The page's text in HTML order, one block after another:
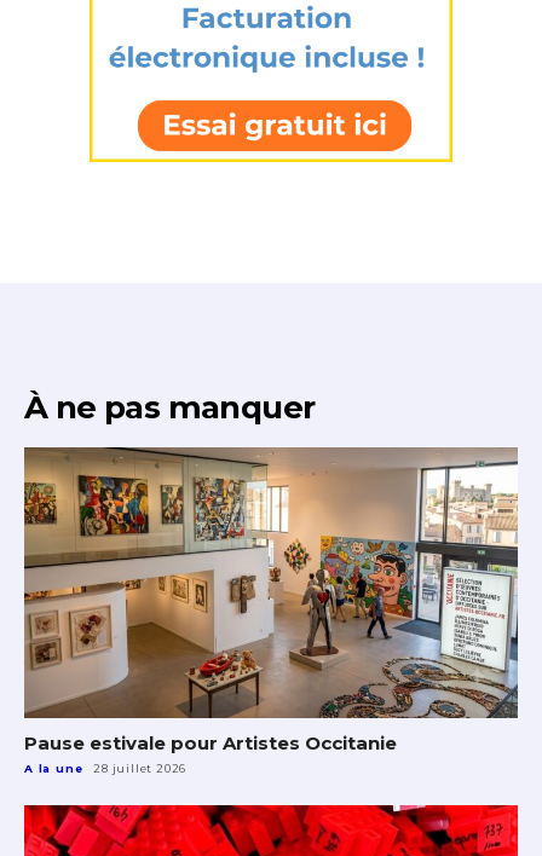
À ne pas manquer
Pause estivale pour Artistes Occitanie
A la une 28 juillet 2026